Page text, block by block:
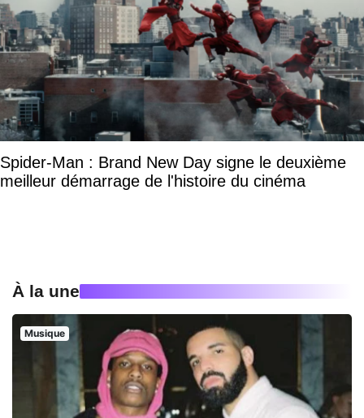
Spider-Man : Brand New Day signe le deuxième
meilleur démarrage de l'histoire du cinéma
À la une
Musique